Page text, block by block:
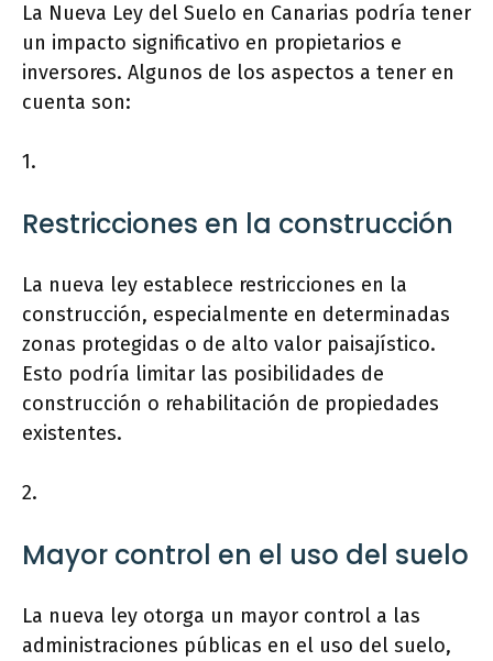
La Nueva Ley del Suelo en Canarias podría tener
un impacto significativo en propietarios e
inversores. Algunos de los aspectos a tener en
cuenta son:
1.
Restricciones en la construcción
La nueva ley establece restricciones en la
construcción, especialmente en determinadas
zonas protegidas o de alto valor paisajístico.
Esto podría limitar las posibilidades de
construcción o rehabilitación de propiedades
existentes.
2.
Mayor control en el uso del suelo
La nueva ley otorga un mayor control a las
administraciones públicas en el uso del suelo,